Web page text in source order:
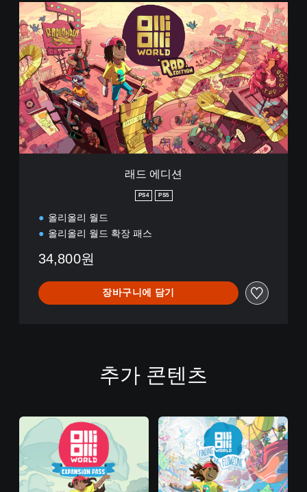
래
드
에
디
션
래드 에디션
PS4 PS5
올리올리 월드
올리올리 월드 확장 패스
34,800원
장바구니에 담기
추가 콘텐츠